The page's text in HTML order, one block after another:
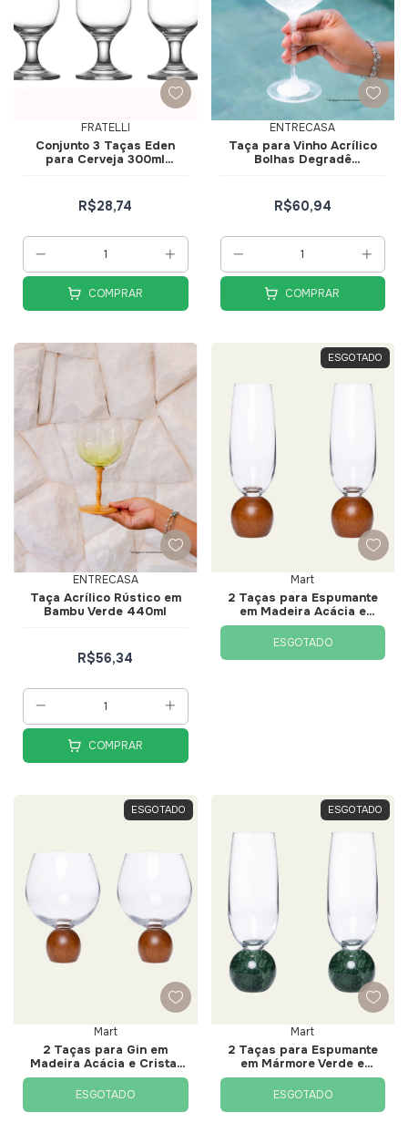
FRATELLI
Conjunto 3 Taças Eden
para Cerveja 300ml
R$28,74
COMPRAR
ENTRECASA
Taça para Vinho Acrílico
Bolhas Degradê
R$60,94
COMPRAR
ENTRECASA
Taça Acrílico Rústico em
Bambu Verde 440ml
R$56,34
COMPRAR
ESGOTADO
Mart
2 Taças para Espumante
em Madeira Acácia e
Cristal 210ml - Mart
ESGOTADO
ESGOTADO
Mart
2 Taças para Gin em
Madeira Acácia e Cristal
640ml - Mart
ESGOTADO
ESGOTADO
Mart
2 Taças para Espumante
em Mármore Verde e
Cristal 210ml - Mart
ESGOTADO